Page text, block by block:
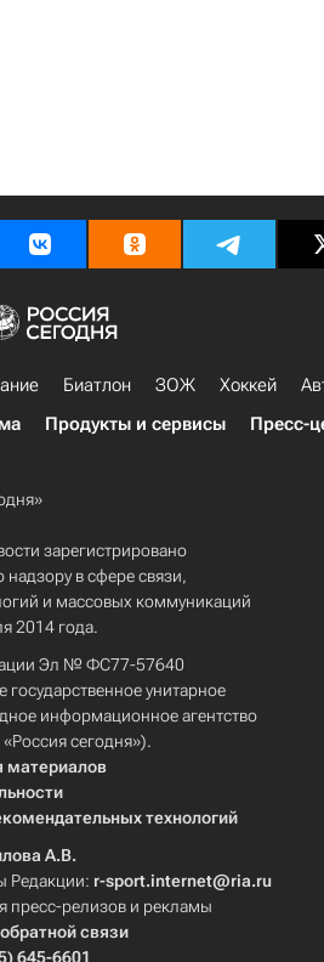
Биатлон ЗОЖ Хоккей
Продукты и сервисы Пресс-
зарегистрировано
в сфере связи,
и массовых коммуникаций
2014 года.
Эл № ФС77-57640
унитарное
информационное агентство
сегодня»).
материалов
технологий
А.В.
Редакции: r-sport.internet@ria.ru
пресс-релизов и рекламы
связи
645-6601